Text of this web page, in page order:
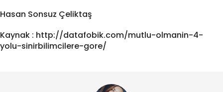
Hasan Sonsuz Çeliktaş
Kaynak : http://datafobik.com/mutlu-olmanin-4-
yolu-sinirbilimcilere-gore/